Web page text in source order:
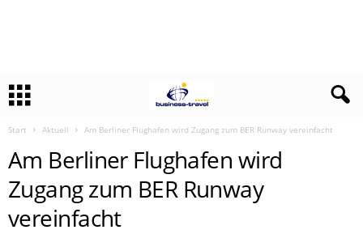
Start Aktuell Am Berliner Flughafen wird Zugang zum BER Runway vereinfacht
Am Berliner Flughafen wird
Zugang zum BER Runway
vereinfacht